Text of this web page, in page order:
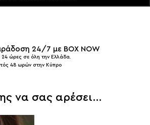
24/7 με BOX NOW
24 ώρες σε όλη την Ελλάδα.
48 ωρών στην Κύπρο
να σας αρέσει…